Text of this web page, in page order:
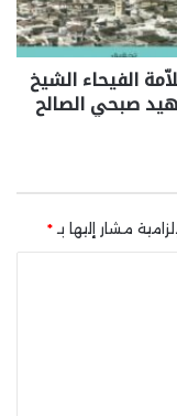
الفيحاء الشيخ
صبحي الصالح
مشار إليها بـ*